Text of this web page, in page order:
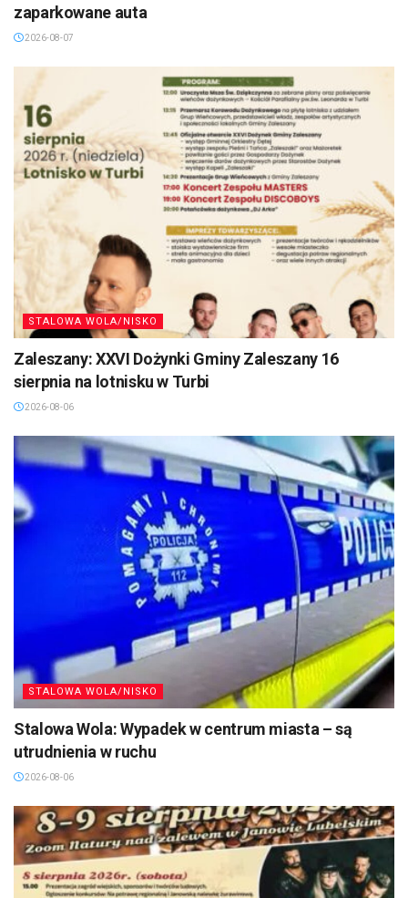
zaparkowane auta
2026-08-07
STALOWA WOLA/NISKO
Zaleszany: XXVI Dożynki Gminy Zaleszany 16
sierpnia na lotnisku w Turbi
2026-08-06
STALOWA WOLA/NISKO
Stalowa Wola: Wypadek w centrum miasta – są
utrudnienia w ruchu
2026-08-06